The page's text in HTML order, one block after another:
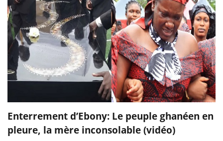
Enterrement d’Ebony: Le peuple ghanéen en
pleure, la mère inconsolable (vidéo)